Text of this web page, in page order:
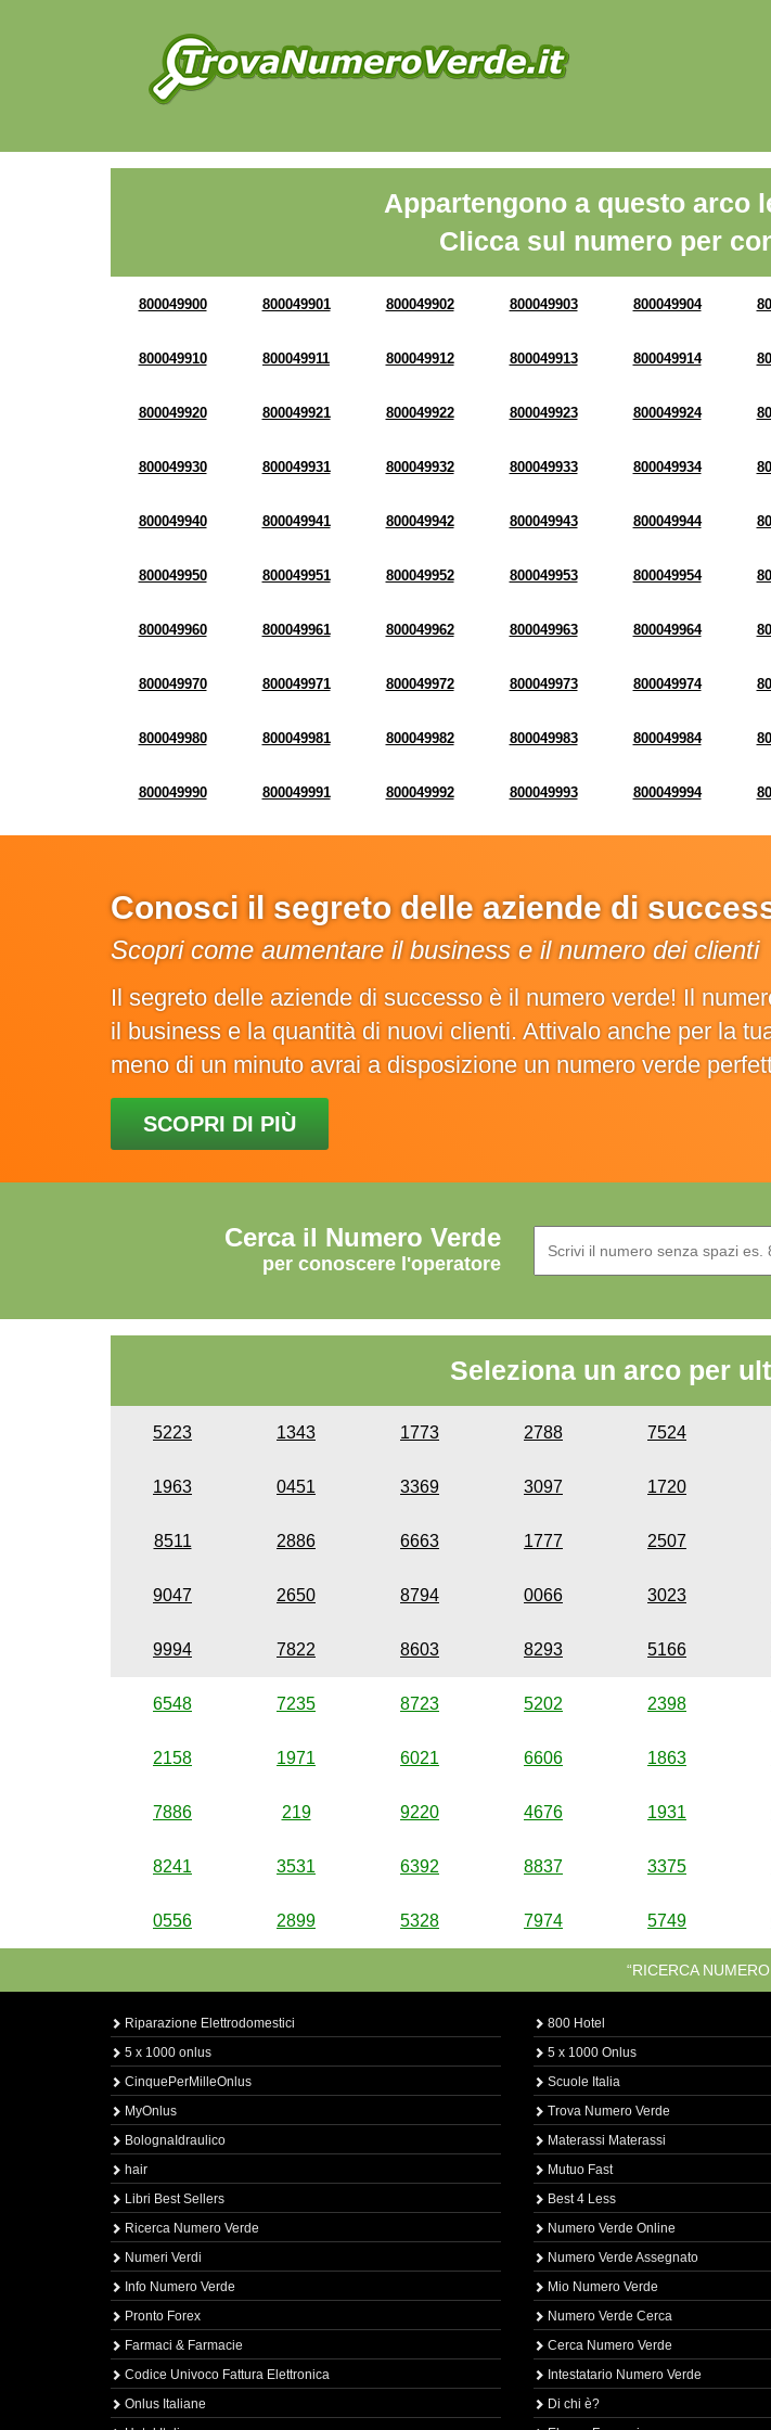
Appartengono a questo arco
Clicca sul numero per
800049900 800049901 800049902 800049903 800049904
800049910 800049911 800049912 800049913 800049914
800049920 800049921 800049922 800049923 800049924
800049930 800049931 800049932 800049933 800049934
800049940 800049941 800049942 800049943 800049944
800049950 800049951 800049952 800049953 800049954
800049960 800049961 800049962 800049963 800049964
800049970 800049971 800049972 800049973 800049974
800049980 800049981 800049982 800049983 800049984
800049990 800049991 800049992 800049993 800049994
Conosci il segreto delle aziende di
Scopri come aumentare il business e il numero dei clienti
Il segreto delle aziende di successo è il numero verde! Il
il business e la quantità di nuovi clienti. Attivalo anche per la
meno di un minuto avrai a disposizione un numero verde
SCOPRI DI PIÙ
Cerca il Numero Verde
per conoscere l'operatore
Seleziona un arco per
5223 1343 1773 2788 7524
1963 0451 3369 3097 1720
8511 2886 6663 1777 2507
9047 2650 8794 0066 3023
9994 7822 8603 8293 5166
6548 7235 8723 5202 2398
2158 1971 6021 6606 1863
7886 219 9220 4676 1931
8241 3531 6392 8837 3375
0556 2899 5328 7974 5749
“RICERCA
Riparazione Elettrodomestici
5 x 1000 onlus
CinquePerMilleOnlus
MyOnlus
BolognaIdraulico
hair
Libri Best Sellers
Ricerca Numero Verde
Numeri Verdi
Info Numero Verde
Pronto Forex
Farmaci & Farmacie
Codice Univoco Fattura Elettronica
Onlus Italiane
800 Hotel
5 x 1000 Onlus
Scuole Italia
Trova Numero Verde
Materassi Materassi
Mutuo Fast
Best 4 Less
Numero Verde Online
Numero Verde Assegnato
Mio Numero Verde
Numero Verde Cerca
Cerca Numero Verde
Intestatario Numero Verde
Di chi è?